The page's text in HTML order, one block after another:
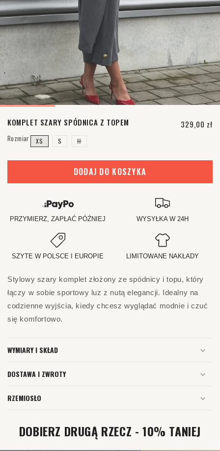
KOMPLET SZARY SPÓDNICA Z TOPEM Cena
329,00 zł
Rozmiar XS S MWARIANT
DODAJ DO KOSZYKA
PRZYMIERZ, ZAPŁAĆ PÓŹNIEJ WYSYŁKA W 24H
SZYTE W POLSCE I EUROPIE LIMITOWANE NAKŁADY
Stylowy szary komplet złożony ze spódnicy i topu, który
łączy w sobie sportowy luz z nutą elegancji. Idealny na
codzienne wyjścia, kiedy chcesz wyglądać modnie i czuć
się komfortowo.
WYMIARY I SKŁAD
DOSTAWA I ZWROTY
RZEMIOSŁO
DOBIERZ DRUGĄ RZECZ - 10% TANIEJ